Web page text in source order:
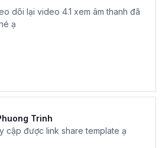
dõi lại video 4.1 xem âm thanh đã
ạ
Trinh
cập được link share template ạ